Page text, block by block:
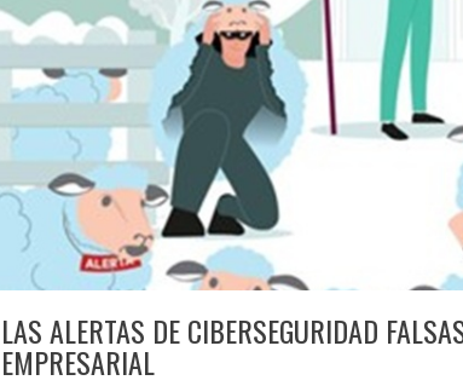
LAS ALERTAS DE CIBERSEGURIDAD
EMPRESARIAL